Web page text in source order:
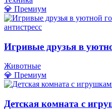
💎 Премиум
Игривые друзья в
Животные
💎 Премиум
Детская комната с